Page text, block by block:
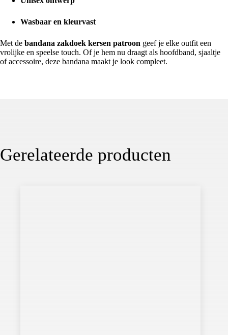
Wasbaar en kleurvast
Met de bandana zakdoek kersen patroon geef je elke outfit een
vrolijke en speelse touch. Of je hem nu draagt als hoofdband, sjaaltje
of accessoire, deze bandana maakt je look compleet.
Gerelateerde producten